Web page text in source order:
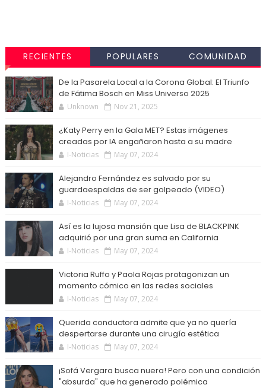
RECIENTES POPULARES COMUNIDAD
De la Pasarela Local a la Corona Global: El Triunfo
de Fátima Bosch en Miss Universo 2025
Unknown Nov 21, 2025
¿Katy Perry en la Gala MET? Estas imágenes
creadas por IA engañaron hasta a su madre
I-Noticias May 07, 2024
Alejandro Fernández es salvado por su
guardaespaldas de ser golpeado (VIDEO)
I-Noticias May 07, 2024
Así es la lujosa mansión que Lisa de BLACKPINK
adquirió por una gran suma en California
I-Noticias May 07, 2024
Victoria Ruffo y Paola Rojas protagonizan un
momento cómico en las redes sociales
I-Noticias May 07, 2024
Querida conductora admite que ya no quería
despertarse durante una cirugía estética
I-Noticias May 07, 2024
¡Sofá Vergara busca nuera! Pero con una condición
"absurda" que ha generado polémica